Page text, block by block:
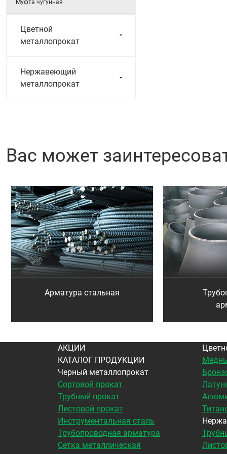
Муфта чугунная
Цветной
металлопрокат
Нержавеющий
металлопрокат
Вас может
Арматура стальная
АКЦИИ
КАТАЛОГ ПРОДУКЦИИ
Черный металлопрокат
Сортовой прокат
Трубный прокат
Листовой прокат
Инструментальная сталь
Трубопроводная арматура
Сетка металлическая